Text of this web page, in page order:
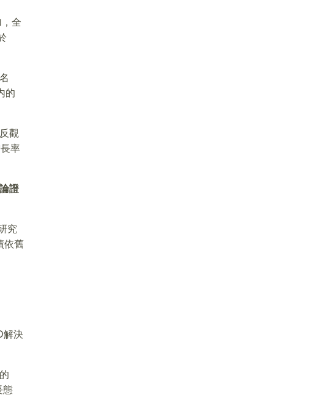
全
的
觀
率
證
究
依舊
解決
態